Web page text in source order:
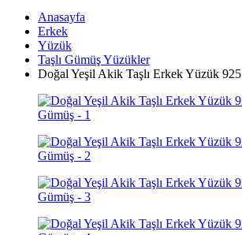
Anasayfa
Erkek
Yüzük
Taşlı Gümüş Yüzükler
Doğal Yeşil Akik Taşlı Erkek Yüzük